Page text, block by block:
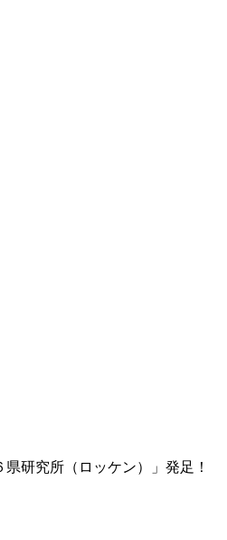
研究所（ロッケン）」発足！